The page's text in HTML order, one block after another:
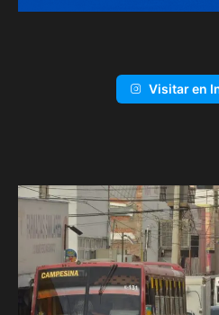
Visitar en